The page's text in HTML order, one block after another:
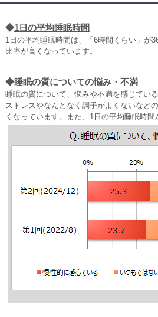
◆1日の平均睡眠時間
1日の平均睡眠時間は、「6時間くらい」が
比率が高くなっています。
◆睡眠の質についての悩み・不満
睡眠の質について、悩みや不満を感じてい
ストレスやなんとなく調子がよくないなど
くなっています。また、1日の平均睡眠時